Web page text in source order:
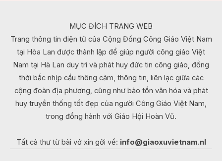
MỤC ĐÍCH TRANG WEB
Trang thông tin điện tử của Cộng Đồng Công Giáo Việt Nam
tại Hòa Lan được thành lập để giúp người công giáo Việt
Nam tại Hà Lan duy trì và phát huy đức tin công giáo, đồng
thời bắc nhịp cầu thông cảm, thông tin, liên lạc giữa các
cộng đoàn địa phương, cũng như bảo tồn văn hóa và phát
huy truyền thống tốt đẹp của người Công Giáo Việt Nam,
trong đồng hành với Giáo Hội Hoàn Vũ.
Tất cả thư từ bài vở xin gởi về: info@giaoxuvietnam.nl